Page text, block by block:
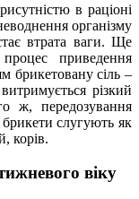
в раціоні
організму
втрата ваги. Ще
приведення
брикетовану сіль –
різкий
ж, передозування
слугують як
корів.
віку